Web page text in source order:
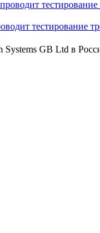
тестирование
Systems GB Ltd в